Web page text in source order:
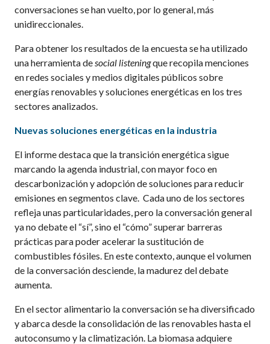
conversaciones se han vuelto, por lo general, más
unidireccionales.
Para obtener los resultados de la encuesta se ha utilizado
una herramienta desocial listeningque recopila menciones
en redes sociales y medios digitales públicos sobre
energías renovables y soluciones energéticas en los tres
sectores analizados.
Nuevas soluciones energéticas en la industria
El informe destaca que la transición energética sigue
marcando la agenda industrial, con mayor foco en
descarbonización y adopción de soluciones para reducir
emisiones en segmentos clave. Cada uno de los sectores
refleja unas particularidades, pero la conversación general
ya no debate el “sí”, sino el “cómo” superar barreras
prácticas para poder acelerar la sustitución de
combustibles fósiles. En este contexto, aunque el volumen
de la conversación desciende, la madurez del debate
aumenta.
En el sector alimentario la conversación se ha diversificado
y abarca desde la consolidación de las renovables hasta el
autoconsumo y la climatización. La biomasa adquiere